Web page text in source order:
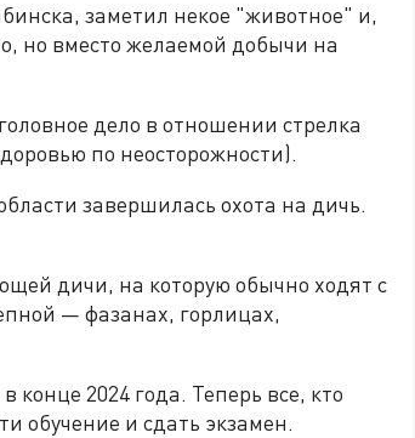
заметил некое "животное" и,
но вместо желаемой добычи на
дело в отношении стрелка
по неосторожности).
завершилась охота на дичь.
дичи, на которую обычно ходят с
— фазанах, горлицах,
конце 2024 года. Теперь все, кто
обучение и сдать экзамен.